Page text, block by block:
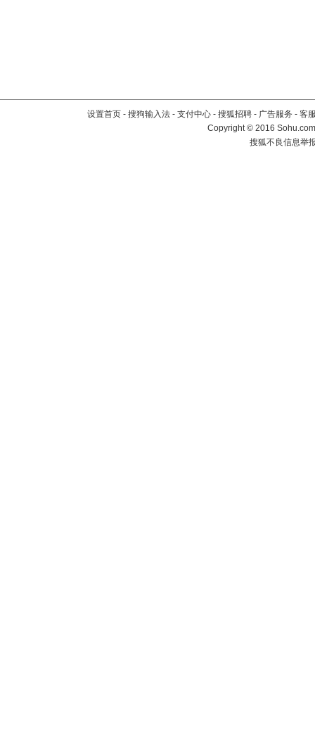
设置首页 - 搜狗输入法 - 支付中心 - 搜狐招聘 - 广告服务 - 客
Copyright©2016
搜狐不良信息举